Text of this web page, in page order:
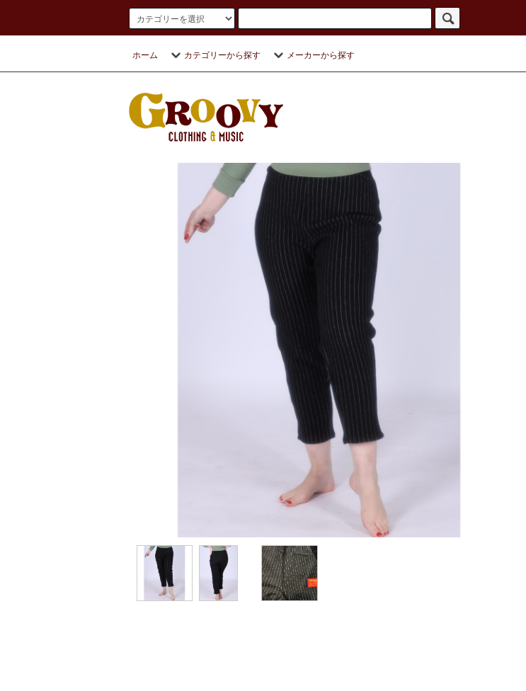
ホーム カテゴリーから探す メーカーから探す